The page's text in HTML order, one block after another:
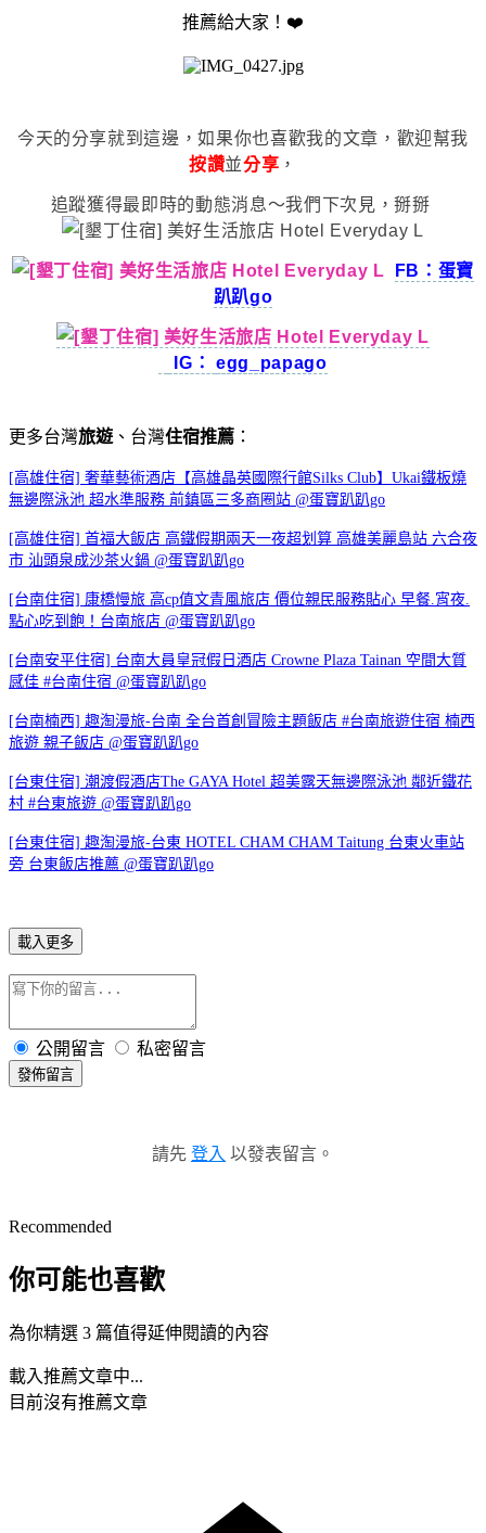
推薦給大家！❤️
今天的分享就到這邊，如果你也喜歡我的文章，歡迎幫我
按讚並分享 ，
追蹤獲得最即時的動態消息～我們下次見，掰掰
FB：蛋寶
趴趴go
IG： egg_papago
更多台灣旅遊 、台灣住宿推薦 ：
[高雄住宿] 奢華藝術酒店【高雄晶英國際行館Silks Club】Ukai鐵板燒
無邊際泳池 超水準服務 前鎮區三多商圈站 @蛋寶趴趴go
[高雄住宿] 首福大飯店 高鐵假期兩天一夜超划算 高雄美麗島站 六合夜
市 汕頭泉成沙茶火鍋 @蛋寶趴趴go
[台南住宿] 康橋慢旅 高cp值文青風旅店 價位親民服務貼心 早餐.宵夜.
點心吃到飽！台南旅店 @蛋寶趴趴go
[台南安平住宿] 台南大員皇冠假日酒店 Crowne Plaza Tainan 空間大質
感佳 #台南住宿 @蛋寶趴趴go
[台南楠西] 趣淘漫旅-台南 全台首創冒險主題飯店 #台南旅遊住宿 楠西
旅遊 親子飯店 @蛋寶趴趴go
[台東住宿] 潮渡假酒店The GAYA Hotel 超美露天無邊際泳池 鄰近鐵花
村 #台東旅遊 @蛋寶趴趴go
[台東住宿] 趣淘漫旅-台東 HOTEL CHAM CHAM Taitung 台東火車站
旁 台東飯店推薦 @蛋寶趴趴go
載入更多
公開留言 私密留言
發佈留言
請先 登入 以發表留言。
Recommended
你可能也喜歡
為你精選 3 篇值得延伸閱讀的內容
載入推薦文章中...
目前沒有推薦文章